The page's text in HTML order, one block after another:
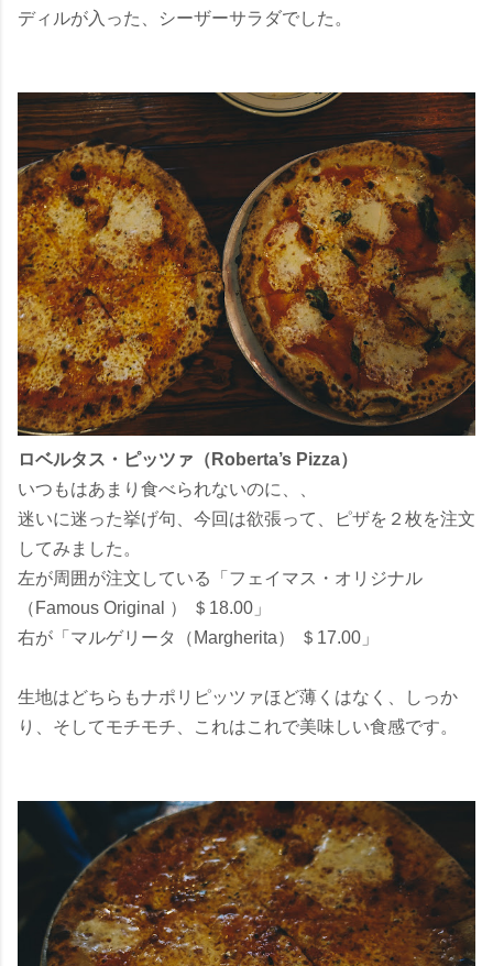
ディルが入った、シーザーサラダでした。
ロベルタス・ピッツァ（Roberta’s Pizza）
いつもはあまり食べられないのに、、
迷いに迷った挙げ句、今回は欲張って、ピザを２枚を注文
してみました。
左が周囲が注文している「フェイマス・オリジナル
（Famous Original ） ＄18.00」
右が「マルゲリータ（Margherita） ＄17.00」
生地はどちらもナポリピッツァほど薄くはなく、しっか
り、そしてモチモチ、これはこれで美味しい食感です。